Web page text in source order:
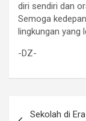
diri sendiri dan
Semoga
lingkungan yang
-DZ-
Sekolah di